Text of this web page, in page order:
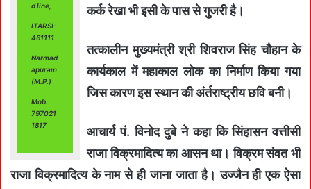
d line,
ITARSI-
461111
Narmad
apuram
(M.P.)
Mob.
797021
1817
कर्क रेखा भी इसी के पास से गुजरी है।
तत्कालीन मुख्यमंत्री श्री शिवराज सिंह चौहान के
कार्यकाल में महाकाल लोक का निर्माण किया गया
जिस कारण इस स्थान की अंर्तराष्ट्रीय छवि बनी।
आचार्य पं. विनोद दुबे ने कहा कि सिंहासन वत्तीसी
राजा विक्रमादित्य का आसन था। विक्रम संवत भी
राजा विक्रमादित्य के नाम से ही जाना जाता है। उज्जैन ही एक ऐसा